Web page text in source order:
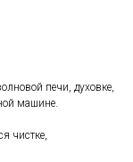
печи, духовке,
машине.
чистке,